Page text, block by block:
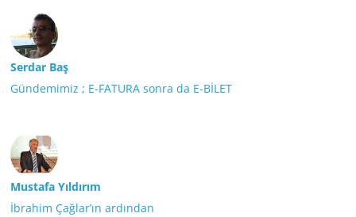
Serdar Baş
Gündemimiz ; E-FATURA sonra da E-BİLET
Mustafa Yıldırım
İbrahim Çağlar’ın ardından